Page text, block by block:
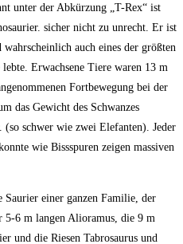
unter der Abkürzung „T-Rex“ ist
sicher nicht zu unrecht. Er ist
auch eines der größten
Erwachsene Tiere waren 13 m
Fortbewegung bei der
das Gewicht des Schwanzes
(so schwer wie zwei Elefanten). Jeder
wie Bissspuren zeigen massiven
Saurier einer ganzen Familie, der
5-6 m langen Alioramus, die 9 m
und die Riesen Tabrosaurus und